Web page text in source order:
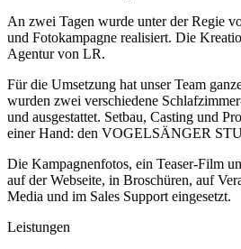
An zwei Tagen wurde unter der Regie
und Fotokampagne realisiert. Die
Agentur von LR.
Für die Umsetzung hat unser Team
wurden zwei verschiedene
und ausgestattet. Setbau, Casting und
einer Hand: den VOGELSÄNGER
Die Kampagnenfotos, ein Teaser-Film
auf der Webseite, in Broschüren, auf
Media und im Sales Support eingesetzt.
Leistungen